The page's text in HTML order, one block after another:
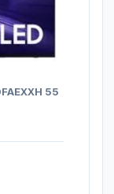
55